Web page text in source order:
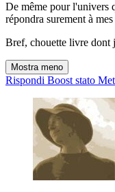
De même pour l'univers
répondra surement à
Bref, chouette livre dont
Mostra meno
Rispondi Boost stato